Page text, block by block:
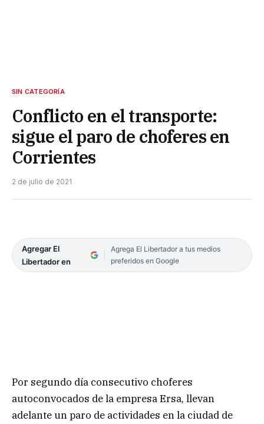
SIN CATEGORÍA
Conflicto en el transporte:
sigue el paro de choferes en
Corrientes
2 de julio de 2021
Agregar El
Libertador en
Agrega El Libertador a tus medios
preferidos en Google
Por segundo día consecutivo choferes
autoconvocados de la empresa Ersa, llevan
adelante un paro de actividades en la ciudad de